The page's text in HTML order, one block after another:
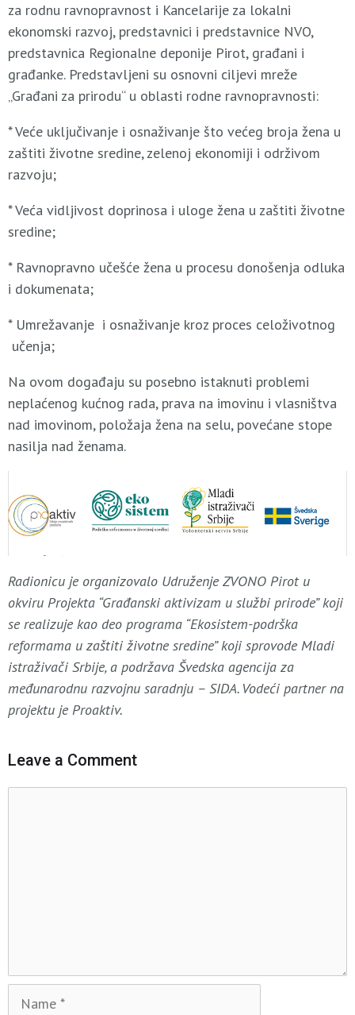
za rodnu ravnopravnost i Kancelarije za lokalni
ekonomski razvoj, predstavnici i predstavnice NVO,
predstavnica Regionalne deponije Pirot, građani i
građanke. Predstavljeni su osnovni ciljevi mreže
„Građani za prirodu“ u oblasti rodne ravnopravnosti:
* Veće uključivanje i osnaživanje što većeg broja žena u
zaštiti životne sredine, zelenoj ekonomiji i održivom
razvoju;
* Veća vidljivost doprinosa i uloge žena u zaštiti životne
sredine;
* Ravnopravno učešće žena u procesu donošenja odluka
i dokumenata;
* Umrežavanje i osnaživanje kroz proces celoživotnog
učenja;
Na ovom događaju su posebno istaknuti problemi
neplaćenog kućnog rada, prava na imovinu i vlasništva
nad imovinom, položaja žena na selu, povećane stope
nasilja nad ženama.
Radionicu je organizovalo Udruženje ZVONO Pirot u
okviru Projekta “Građanski aktivizam u službi prirode” koji
se realizuje kao deo programa “Ekosistem-podrška
reformama u zaštiti životne sredine” koji sprovode Mladi
istraživači Srbije, a podržava Švedska agencija za
međunarodnu razvojnu saradnju – SIDA. Vodeći partner na
projektu je Proaktiv.
Leave a Comment